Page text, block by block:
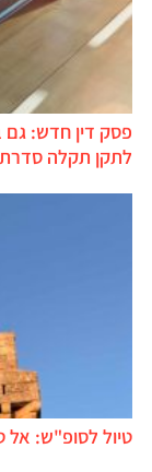
פסק דין חדש: גם
לתקן תקלה
טיול לסופ"ש: אל